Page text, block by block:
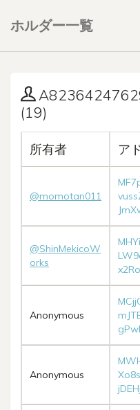
ホルダー一覧
(19)
所有者 ア
@momotan011
@ShinMekicoW
orks
Anonymous
Anonymous